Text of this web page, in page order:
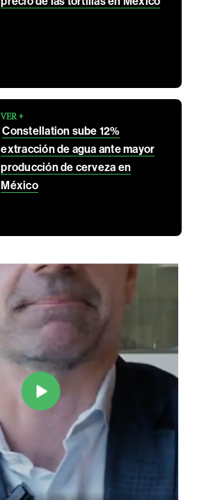
VER +
Constellation sube 12%
extracción de agua ante mayor
producción de cerveza en
México